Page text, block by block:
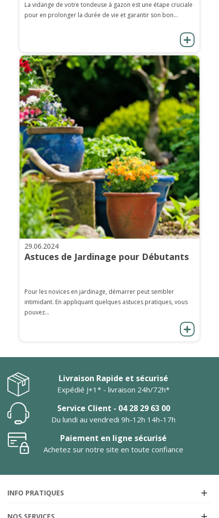
La vidange de votre tondeuse à gazon est une étape cruciale
pour en prolonger la durée de vie et garantir son bon...
29.06.2024
Astuces de Jardinage pour Débutants
Pour les novices en jardinage, démarrer peut sembler
intimidant. En appliquant quelques astuces pratiques, vous
pouvez...
Livraison Rapide et sécurisé
Expédié J+1* - livraison 24h/72h*
Service Client - 04 28 29 63 00
Du lundi au vendredi 9h-12h 14h-17h
Paiement en ligne sécurisé
Achetez sur notre site en toute confiance
INFO PRATIQUES